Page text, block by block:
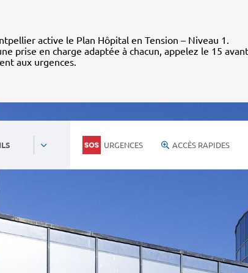
active le Plan Hôpital en Tension – Niveau 1.
prise en charge adaptée à chacun, appelez le 15 avant
aux urgences.
URGENCES ACCÈS RAPIDES